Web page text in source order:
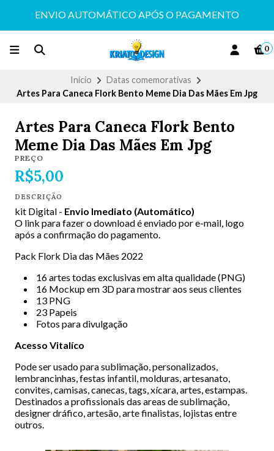
ENVIO AUTOMÁTICO APÓS O PAGAMENTO
0
Início
Datas comemorativas
Artes Para Caneca Flork Bento Meme Dia Das Mães Em Jpg
Artes Para Caneca Flork Bento
Meme Dia Das Mães Em Jpg
PREÇO
R$5,00
DESCRIÇÃO
kit Digital - Envio Imediato (Automático)
O link para fazer o download é enviado por e-mail, logo
após a confirmação do pagamento.
Pack Flork Dia das Mães 2022
16 artes todas exclusivas em alta qualidade (PNG)
16 Mockup em 3D para mostrar aos seus clientes
13 PNG
23 Papeis
Fotos para divulgação
Acesso Vitalíco
Pode ser usado para sublimação, personalizados,
lembrancinhas, festas infantil, molduras, artesanato,
convites, camisas, canecas, tags, xícara, artes, estampas.
Destinados a profissionais das areas de sublimação,
designer dráfico, artesão, arte finalistas, lojistas entre
outros.